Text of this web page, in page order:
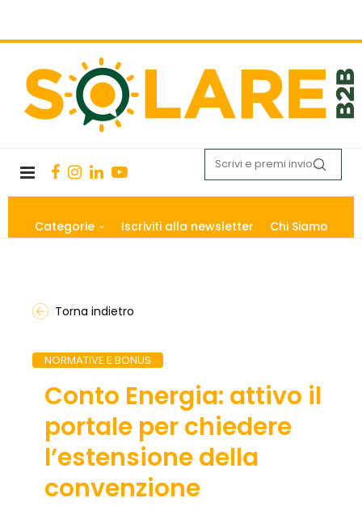
Categorie Iscriviti alla newsletter Chi Siamo
Torna indietro
NORMATIVE E BONUS
Conto Energia: attivo il
portale per chiedere
l’estensione della
convenzione